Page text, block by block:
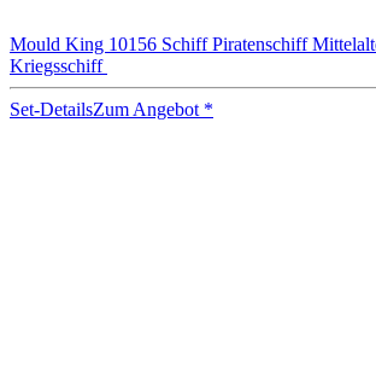
Mould King 10156 Schiff Piratenschiff
Kriegsschiff
Set-DetailsZum Angebot *